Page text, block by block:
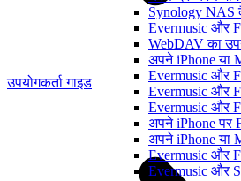
Synology
Evermusic और
WebDAV का
अपने iPhone या
Evermusic और
Evermusic और
Evermusic और
अपने iPhone
अपने iPhone या
Evermusic और
Evermusic और
उपयोगकर्ता गाइड